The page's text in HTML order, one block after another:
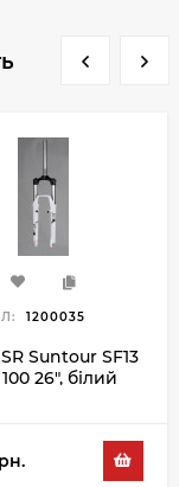
1200035
Suntour SF13
26", білий